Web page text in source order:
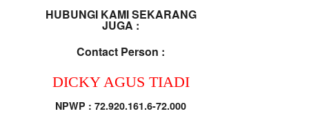
HUBUNGI KAMI SEKARANG
JUGA :
Contact Person :
DICKY AGUS TIADI
NPWP : 72.920.161.6-72.000